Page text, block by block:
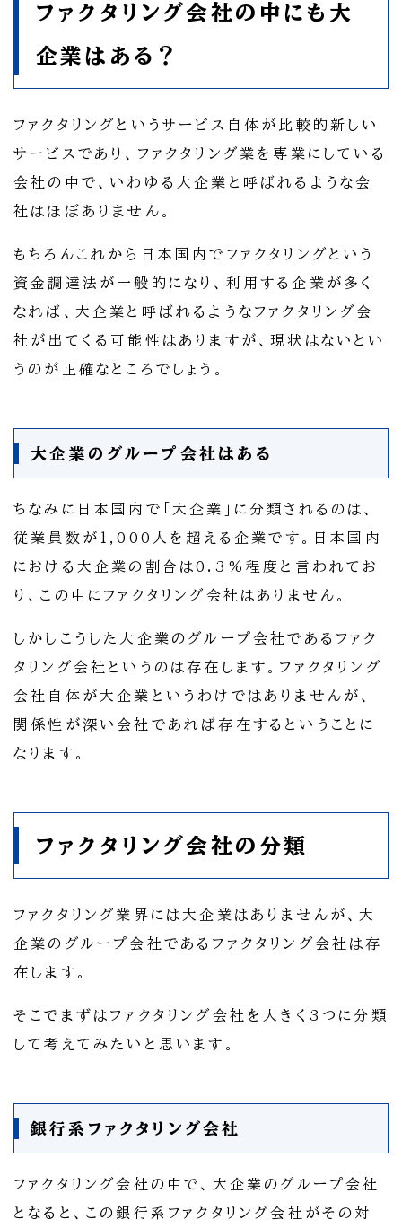
ファクタリング会社の中にも大
企業はある？
ファクタリングというサービス自体が比較的新しい
サービスであり、ファクタリング業を専業にしている
会社の中で、いわゆる大企業と呼ばれるような会
社はほぼありません。
もちろんこれから日本国内でファクタリングという
資金調達法が一般的になり、利用する企業が多く
なれば、大企業と呼ばれるようなファクタリング会
社が出てくる可能性はありますが、現状はないとい
うのが正確なところでしょう。
大企業のグループ会社はある
ちなみに日本国内で「大企業」に分類されるのは、
従業員数が1,000人を超える企業です。日本国内
における大企業の割合は0.3%程度と言われてお
り、この中にファクタリング会社はありません。
しかしこうした大企業のグループ会社であるファク
タリング会社というのは存在します。ファクタリング
会社自体が大企業というわけではありませんが、
関係性が深い会社であれば存在するということに
なります。
ファクタリング会社の分類
ファクタリング業界には大企業はありませんが、大
企業のグループ会社であるファクタリング会社は存
在します。
そこでまずはファクタリング会社を大きく3つに分類
して考えてみたいと思います。
銀行系ファクタリング会社
ファクタリング会社の中で、大企業のグループ会社
となると、この銀行系ファクタリング会社がその対